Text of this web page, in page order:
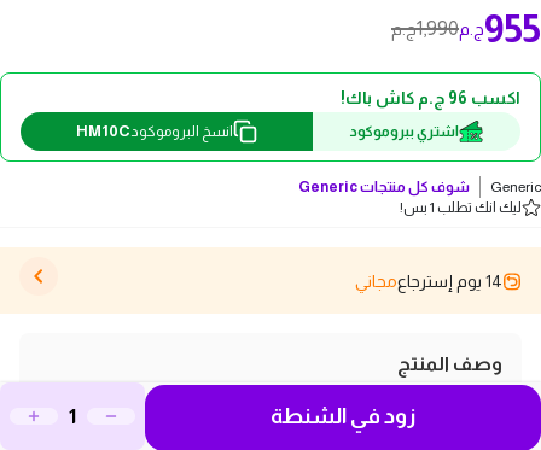
1,990ج.م 955ج.م
اكسب 96 ج.م كاش باك!
اشتري ببروموكود انسخ البروموكود HM10C
Generic شوف كل منتجاتGeneric
ليك انك تطلب 1 بس!
14 يوم إسترجاع مجاني
وصف المنتج
قم بتحسين تجربة الطهي لديك مع برطمانات توابل زجاجية
مع حامل من الخيزران، التي تتضمن 12 برطمانًا أنيقًا. توفر هذه
زود في الشنطة